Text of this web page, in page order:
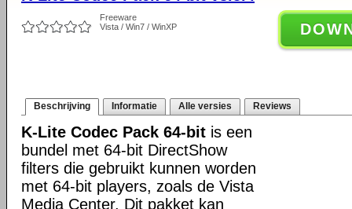
Freeware
Vista / Win7 / WinXP
Beschrijving Informatie Alle versies Reviews
K-Lite Codec Pack 64-bit is een
bundel met 64-bit DirectShow
filters die gebruikt kunnen worden
met 64-bit players, zoals de Vista
Media Center. Dit pakket kan